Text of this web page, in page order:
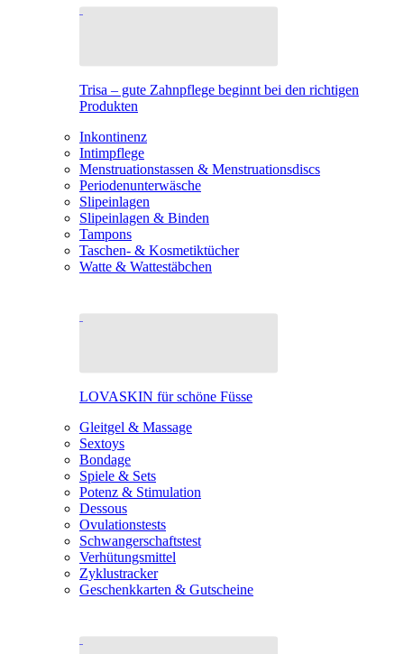
Trisa – gute Zahnpflege beginnt bei den richtigen
Produkten
Inkontinenz
Intimpflege
Menstruationstassen & Menstruationsdiscs
Periodenunterwäsche
Slipeinlagen
Slipeinlagen & Binden
Tampons
Taschen- & Kosmetiktücher
Watte & Wattestäbchen
LOVASKIN für schöne Füsse
Gleitgel & Massage
Sextoys
Bondage
Spiele & Sets
Potenz & Stimulation
Dessous
Ovulationstests
Schwangerschaftstest
Verhütungsmittel
Zyklustracker
Geschenkkarten & Gutscheine